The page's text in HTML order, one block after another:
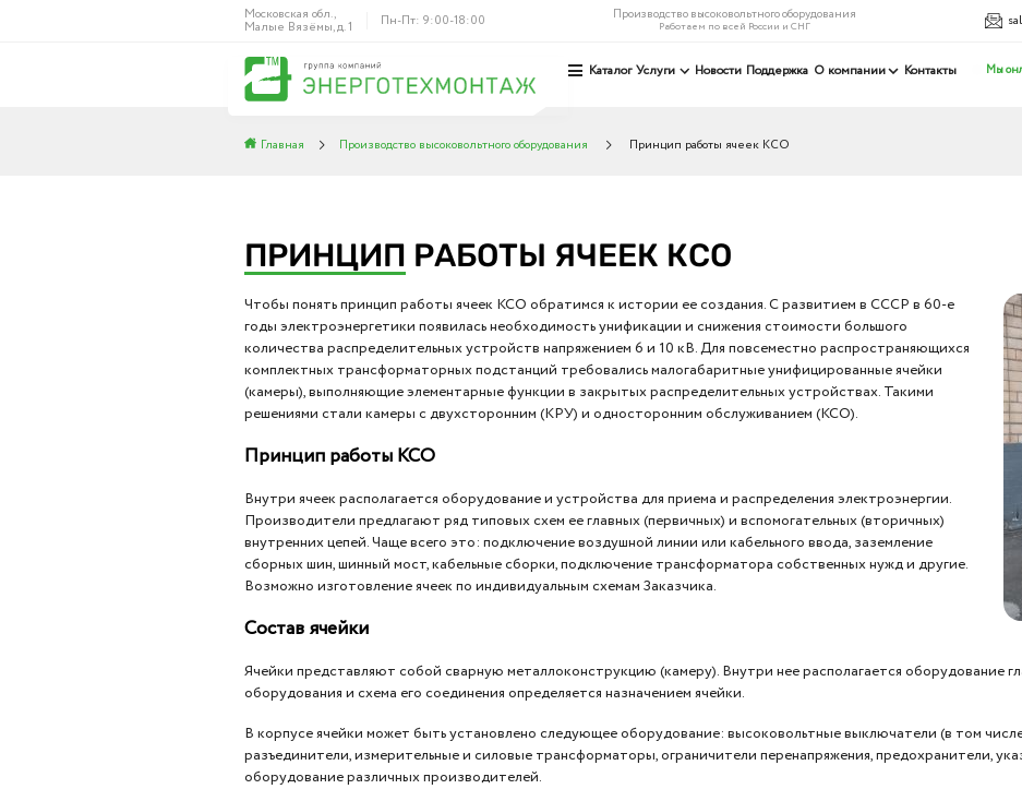
Московская обл.,
Малые Вязёмы, д. 1 Пн-Пт: 9:00-18:00 Производство высоковольтного оборудования
Работаем по всей России и СНГ
Каталог Услуги Новости Поддержка О компании Контакты Мы
Главная Производство высоковольтного оборудования Принцип работы ячеек КСО
ПРИНЦИП РАБОТЫ ЯЧЕЕК КСО
Чтобы понять принцип работы ячеек КСО обратимся к истории ее создания. С развитием в СССР в 60-е
годы электроэнергетики появилась необходимость унификации и снижения стоимости большого
количества распределительных устройств напряжением 6 и 10 кВ. Для повсеместно распространяющихся
комплектных трансформаторных подстанций требовались малогабаритные унифицированные ячейки
(камеры), выполняющие элементарные функции в закрытых распределительных устройствах. Такими
решениями стали камеры с двухсторонним (КРУ) и односторонним обслуживанием (КСО).
Принцип работы КСО
Внутри ячеек располагается оборудование и устройства для приема и распределения электроэнергии.
Производители предлагают ряд типовых схем ее главных (первичных) и вспомогательных (вторичных)
внутренних цепей. Чаще всего это: подключение воздушной линии или кабельного ввода, заземление
сборных шин, шинный мост, кабельные сборки, подключение трансформатора собственных нужд и другие.
Возможно изготовление ячеек по индивидуальным схемам Заказчика.
Состав ячейки
Ячейки представляют собой сварную металлоконструкцию (камеру). Внутри нее располагается оборудование
оборудования и схема его соединения определяется назначением ячейки.
В корпусе ячейки может быть установлено следующее оборудование: высоковольтные выключатели (в том
разъединители, измерительные и силовые трансформаторы, ограничители перенапряжения, предохранители,
оборудование различных производителей.